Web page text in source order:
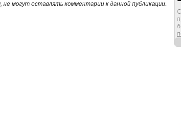
, не могут оставлять комментарии к данной публикации.